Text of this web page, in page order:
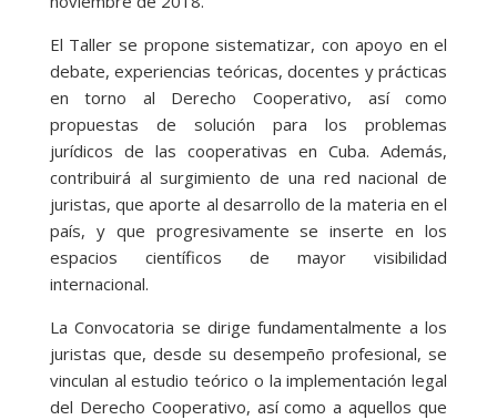
El Taller se propone sistematizar, con apoyo en el
debate, experiencias teóricas, docentes y prácticas
en torno al Derecho Cooperativo, así como
propuestas de solución para los problemas
jurídicos de las cooperativas en Cuba. Además,
contribuirá al surgimiento de una red nacional de
juristas, que aporte al desarrollo de la materia en el
país, y que progresivamente se inserte en los
espacios científicos de mayor visibilidad
internacional.
La Convocatoria se dirige fundamentalmente a los
juristas que, desde su desempeño profesional, se
vinculan al estudio teórico o la implementación legal
del Derecho Cooperativo, así como a aquellos que